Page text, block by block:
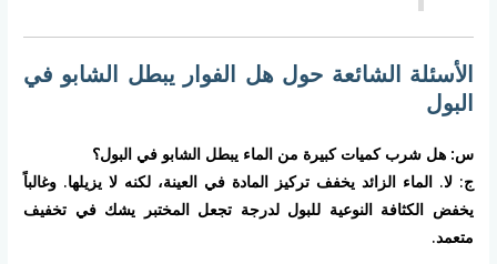
الأسئلة الشائعة حول هل الفوار يبطل الشابو في
البول
س: هل شرب كميات كبيرة من الماء يبطل الشابو في البول؟
ج: لا. الماء الزائد يخفف تركيز المادة في العينة، لكنه لا يزيلها. وغالباً
يخفض الكثافة النوعية للبول لدرجة تجعل المختبر يشك في تخفيف
متعمد.